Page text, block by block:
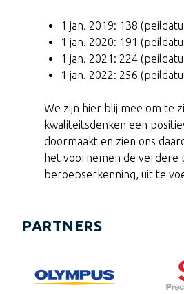
1 jan. 2019: 138
1 jan. 2020: 191
1 jan. 2021: 224
1 jan. 2022: 256
We zijn hier blij mee om te
kwaliteitsdenken een
doormaakt en zien ons
het voornemen de verdere
beroepserkenning, uit te
PARTNERS